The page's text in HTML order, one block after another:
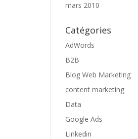
mars 2010
Catégories
AdWords
B2B
Blog Web Marketing
content marketing
Data
Google Ads
Linkedin